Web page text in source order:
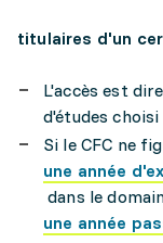
titulaires d'un
L'accès est
d'études choisi
Si le CFC ne
une année
dans le
une année